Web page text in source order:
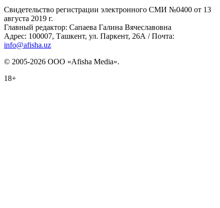
Свидетельство регистрации электронного СМИ №0400 от 13
августа 2019 г.
Главный редактор: Сапаева Галина Вячеславовна
Адрес: 100007, Ташкент, ул. Паркент, 26А / Почта:
info@afisha.uz
© 2005-2026 ООО «Afisha Media».
18+